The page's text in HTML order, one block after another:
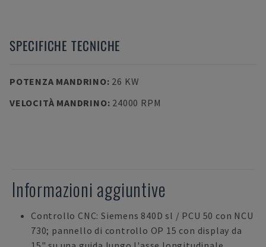
SPECIFICHE TECNICHE
POTENZA MANDRINO: 26 KW
VELOCITÀ MANDRINO: 24000 RPM
Informazioni aggiuntive
Controllo CNC: Siemens 840D sl / PCU 50 con NCU
730; pannello di controllo OP 15 con display da